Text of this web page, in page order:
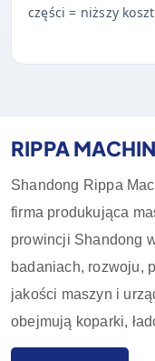
części = niższy
RIPPA
Shandong Rippa
firma produkująca
prowincji Shandong
badaniach, rozwoju,
jakości maszyn i
obejmują koparki,
burtowe i ich